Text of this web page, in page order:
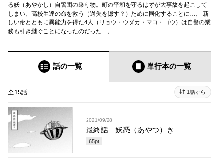
る妖（あやかし）自警団の乗り物。町の平和を守るはずが大事故を起こして
しまい、高校生達の命を救う（過失を隠す？）ために同化することに…。 新
しい命とともに異能力を得た4人（リョウ・ウダカ・マコ・ゴウ）は自警の業
務も引き継ぐことになったのだった…。
話の一覧 単行本の一覧
全15話 1話から
2021/09/28
最終話 妖憑（あやつ）き
65pt